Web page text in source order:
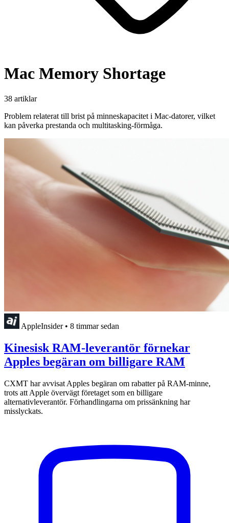
Mac Memory Shortage
38 artiklar
Problem relaterat till brist på minneskapacitet i Mac-datorer, vilket
kan påverka prestanda och multitasking-förmåga.
AppleInsider • 8 timmar sedan
Kinesisk RAM-leverantör förnekar
Apples begäran om billigare RAM
CXMT har avvisat Apples begäran om rabatter på RAM-minne,
trots att Apple övervägt företaget som en billigare
alternativleverantör. Förhandlingarna om prissänkning har
misslyckats.